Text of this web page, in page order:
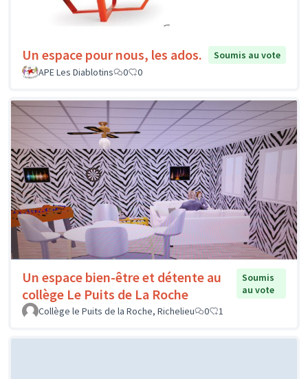
Un espace pour nous, les ados.
Soumis au vote
APE Les Diablotins
0 0
Un espace bien-être et détente au
collège Le Puits de La Roche
Soumis
au vote
Collège le Puits de la Roche, Richelieu
0 1